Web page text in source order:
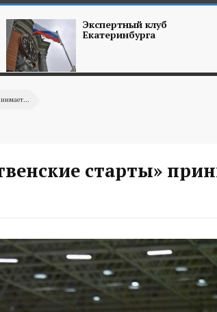
Экспертный клуб
Екатеринбурга
старты»